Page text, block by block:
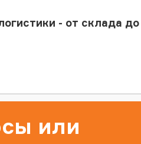
- от склада до
или